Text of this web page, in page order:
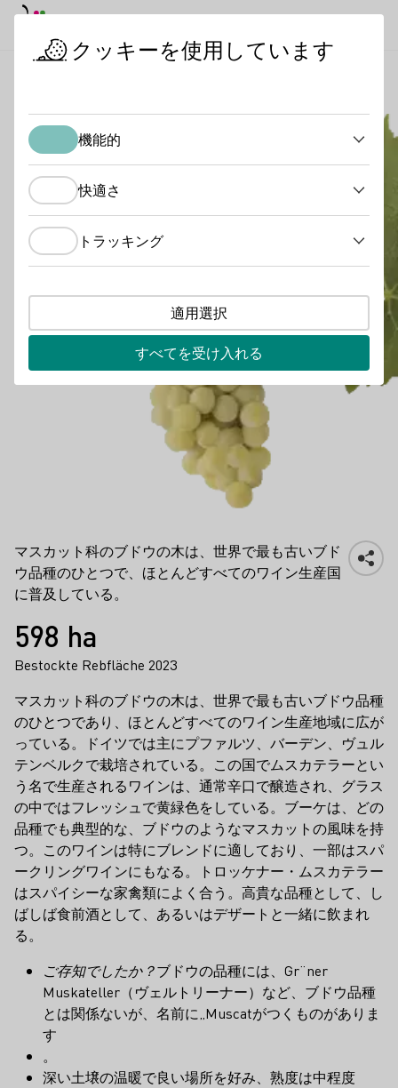
マスカット科のブドウの木は、世界で最も古いブド
ウ品種のひとつで、ほとんどすべてのワイン生産国
に普及している。
事実
598 ha
Bestockte Rebfläche 2023
マスカット科のブドウの木は、世界で最も古いブドウ品種
のひとつであり、ほとんどすべてのワイン生産地域に広が
っている。ドイツでは主にプファルツ、バーデン、ヴュル
テンベルクで栽培されている。この国でムスカテラーとい
う名で生産されるワインは、通常辛口で醸造され、グラス
の中ではフレッシュで黄緑色をしている。ブーケは、どの
品種でも典型的な、ブドウのようなマスカットの風味を持
つ。このワインは特にブレンドに適しており、一部はスパ
ークリングワインにもなる。トロッケナー・ムスカテラー
はスパイシーな家禽類によく合う。高貴な品種として、し
ばしば食前酒として、あるいはデザートと一緒に飲まれ
る。
ご存知でしたか？ブドウの品種には、Gr¨ner
Muskateller（ヴェルトリーナー）など、ブドウ品種
とは関係ないが、名前に„Muscatがつくものがありま
す
。
深い土壌の温暖で良い場所を好み、熟度は中程度
クッキーを使用しています
機能的
快適さ
トラッキング
適用選択
すべてを受け入れる